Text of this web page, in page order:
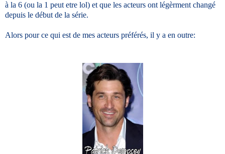
à la 6 (ou la 1 peut etre lol) et que les acteurs ont légèrment changé
depuis le début de la série.
Alors pour ce qui est de mes acteurs préférés, il y a en outre: